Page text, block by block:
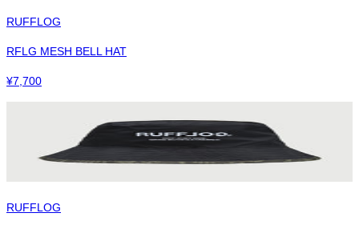
RUFFLOG
RFLG MESH BELL HAT
¥7,700
RUFFLOG